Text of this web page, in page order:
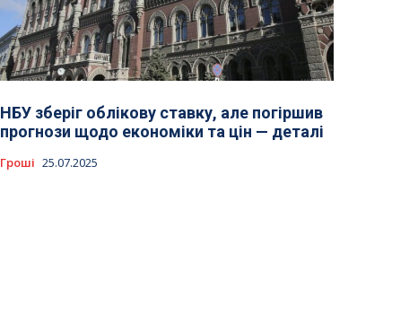
НБУ зберіг облікову ставку, але погіршив
прогнози щодо економіки та цін — деталі
Гроші 25.07.2025